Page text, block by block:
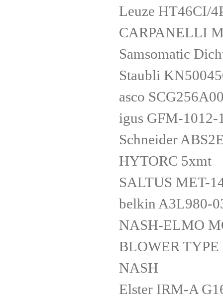
Leuze HT46CI/
CARPANELLI
Samsomatic
Staubli
asco
igus GFM-
Schneider
HYTORC 5xmt
SALTUS MET-
belkin A3L980-
NASH-ELMO
BLOWER
NASH
Elster IRM-A